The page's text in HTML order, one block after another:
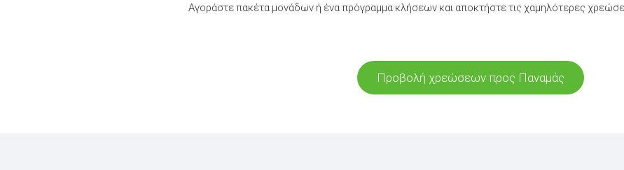
Αγοράστε πακέτα μονάδων ή ένα πρόγραμμα κλήσεων και αποκτήστε τις χαμηλότερες
Προβολή χρεώσεων προς Παναμάς